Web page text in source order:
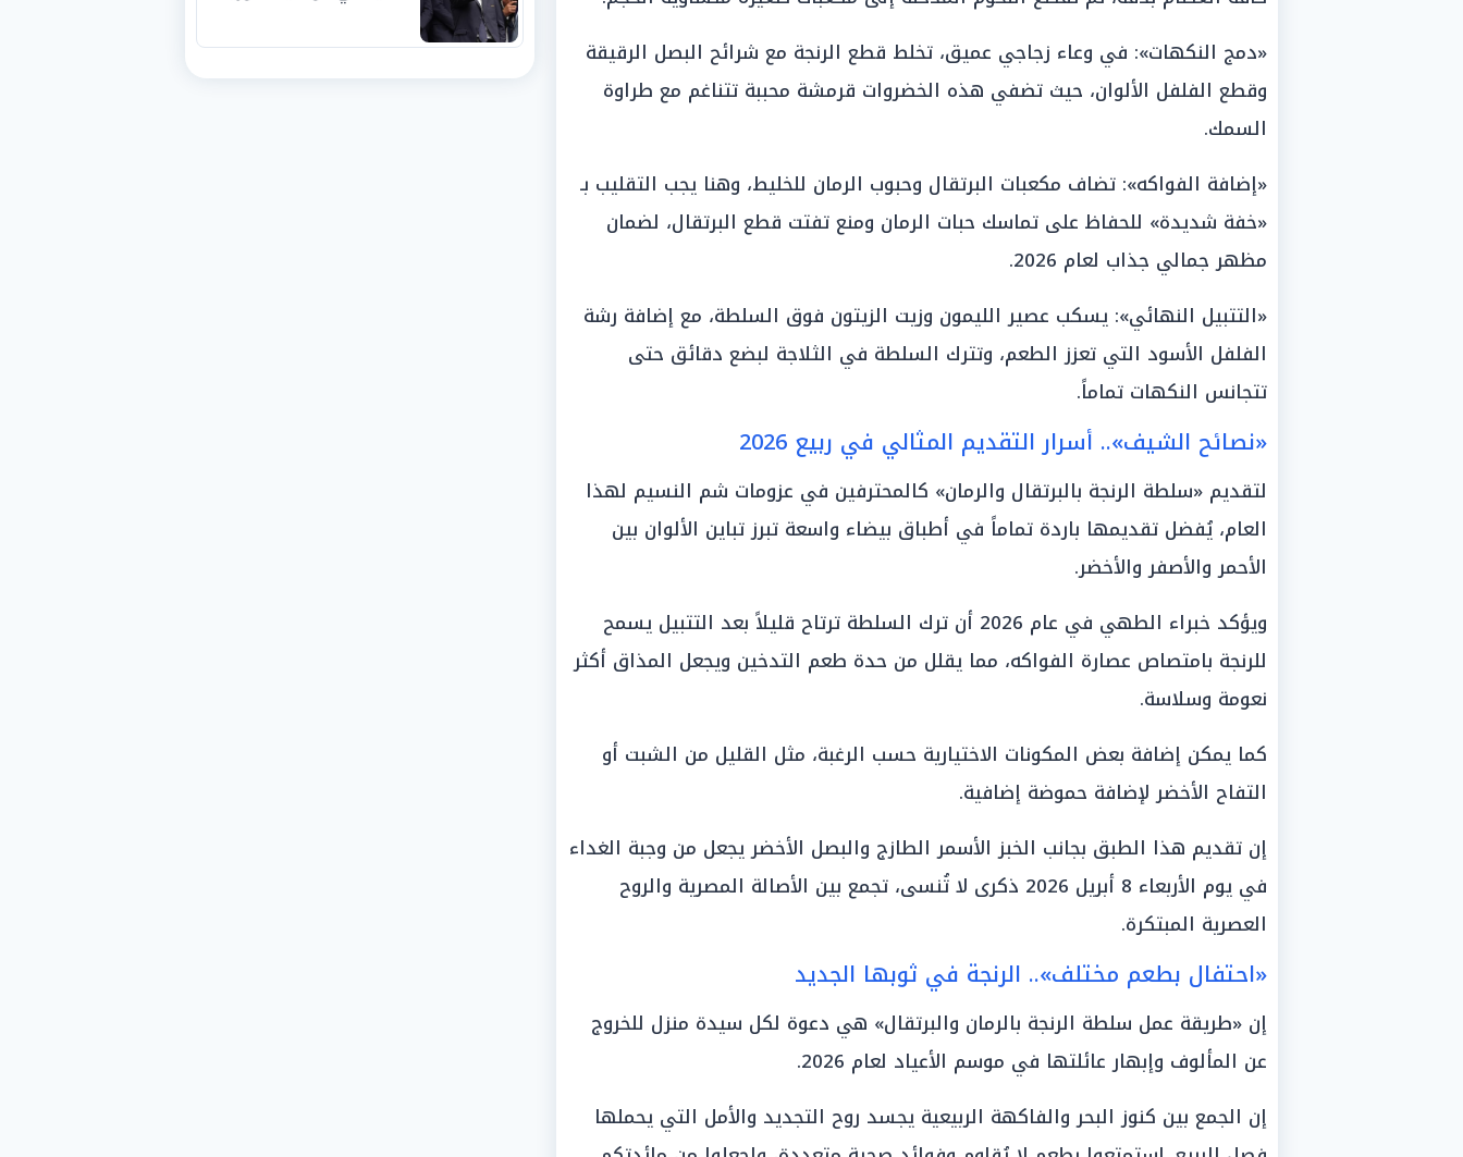
«دمج النكهات»: في وعاء زجاجي عميق، تخلط قطع الرنجة مع شرائح البصل الرقيقة
وقطع الفلفل الألوان، حيث تضفي هذه الخضروات قرمشة محببة تتناغم مع طراوة
السمك.
«إضافة الفواكه»: تضاف مكعبات البرتقال وحبوب الرمان للخليط، وهنا يجب التقليب بـ
«خفة شديدة» للحفاظ على تماسك حبات الرمان ومنع تفتت قطع البرتقال، لضمان
مظهر جمالي جذاب لعام 2026.
«التتبيل النهائي»: يسكب عصير الليمون وزيت الزيتون فوق السلطة، مع إضافة رشة
الفلفل الأسود التي تعزز الطعم، وتترك السلطة في الثلاجة لبضع دقائق حتى
تتجانس النكهات تماماً.
«نصائح الشيف».. أسرار التقديم المثالي في ربيع 2026
لتقديم «سلطة الرنجة بالبرتقال والرمان» كالمحترفين في عزومات شم النسيم لهذا
العام، يُفضل تقديمها باردة تماماً في أطباق بيضاء واسعة تبرز تباين الألوان بين
الأحمر والأصفر والأخضر.
ويؤكد خبراء الطهي في عام 2026 أن ترك السلطة ترتاح قليلاً بعد التتبيل يسمح
للرنجة بامتصاص عصارة الفواكه، مما يقلل من حدة طعم التدخين ويجعل المذاق أكثر
نعومة وسلاسة.
كما يمكن إضافة بعض المكونات الاختيارية حسب الرغبة، مثل القليل من الشبت أو
التفاح الأخضر لإضافة حموضة إضافية.
إن تقديم هذا الطبق بجانب الخبز الأسمر الطازج والبصل الأخضر يجعل من وجبة الغداء
في يوم الأربعاء 8 أبريل 2026 ذكرى لا تُنسى، تجمع بين الأصالة المصرية والروح
العصرية المبتكرة.
«احتفال بطعم مختلف».. الرنجة في ثوبها الجديد
إن «طريقة عمل سلطة الرنجة بالرمان والبرتقال» هي دعوة لكل سيدة منزل للخروج
عن المألوف وإبهار عائلتها في موسم الأعياد لعام 2026.
إن الجمع بين كنوز البحر والفاكهة الربيعية يجسد روح التجديد والأمل التي يحملها
الفيفا».. وإقالة